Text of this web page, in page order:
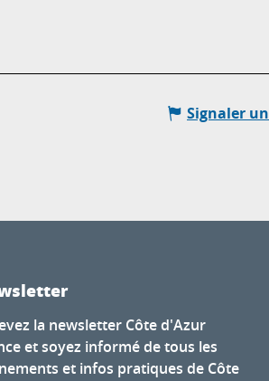
Signaler
la newsletter Côte d'Azur
et soyez informé de tous les
et infos pratiques de Côte